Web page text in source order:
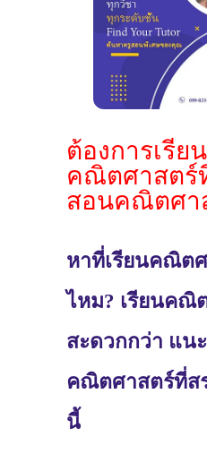
ต้องการเรียน
คณิตศาสตร์
สอนคณิตศา
หาที่เรียนคณิต
ไหม? เรียนคณิ
สะดวกกว่า แน
คณิตศาสตร์ที่ส
นี้